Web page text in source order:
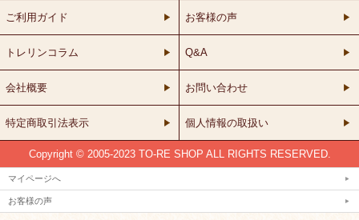
ご利用ガイド お客様の声
トレリンコラム Q&A
会社概要 お問い合わせ
特定商取引法表示 個人情報の取扱い
Copyright © 2005-2023 TO-RE SHOP ALL RIGHTS RESERVED.
マイページへ
お客様の声